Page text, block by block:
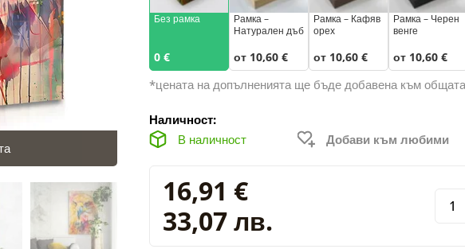
Без рамка
0 €
Рамка –
Натурален дъб
от 10,60 €
Рамка – Кафяв
орех
от 10,60 €
Рамка – Черен
венге
от 10,60 €
*цената на допълненията ще бъде добавена към
Наличност:
В наличност
Добави към любими
16,91 €
33,07 лв.